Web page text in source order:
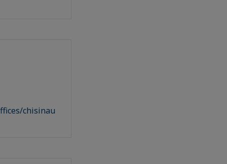
chisinau